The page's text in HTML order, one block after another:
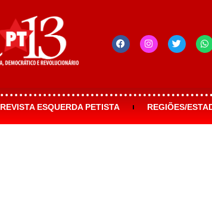
REVISTA ESQUERDA PETISTA REGIÕES/